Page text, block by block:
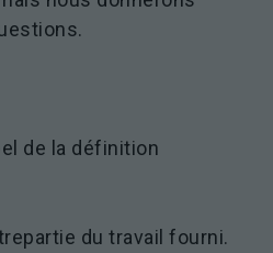
de la définition
du travail fourni.